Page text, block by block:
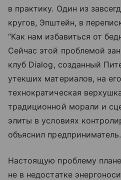
в практику. Один из
кругов, Эпштейн, в
“Как нам избавиться от
Сейчас этой проблемой
клуб Dialog, созданный
утекших материалов, на
технократическая
традиционной морали и
элиты в условиях
объяснил предприниматель.
Настоящую проблему
не в недостатке